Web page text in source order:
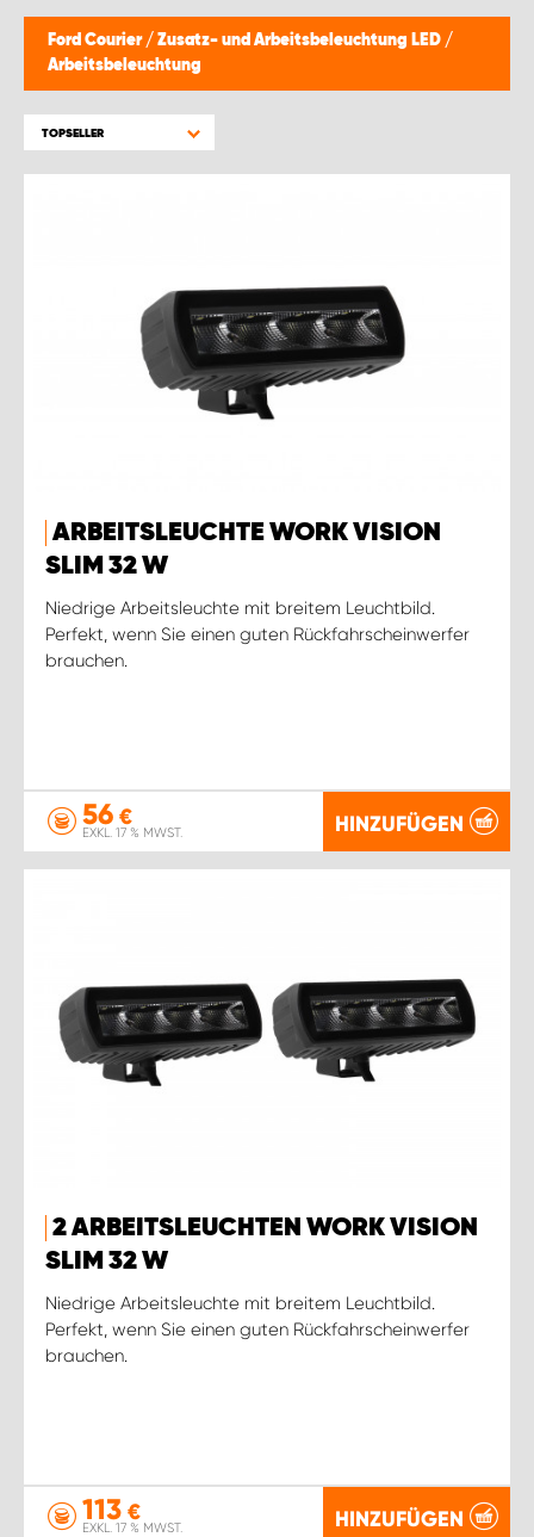
Ford Courier / Zusatz- und Arbeitsbeleuchtung LED /
Arbeitsbeleuchtung
TOPSELLER
ARBEITSLEUCHTE WORK VISION
SLIM 32 W
Niedrige Arbeitsleuchte mit breitem Leuchtbild.
Perfekt, wenn Sie einen guten Rückfahrscheinwerfer
brauchen.
56 €
EXKL. 17 % MWST. HINZUFÜGEN
2 ARBEITSLEUCHTEN WORK VISION
SLIM 32 W
Niedrige Arbeitsleuchte mit breitem Leuchtbild.
Perfekt, wenn Sie einen guten Rückfahrscheinwerfer
brauchen.
113 €
EXKL. 17 % MWST. HINZUFÜGEN